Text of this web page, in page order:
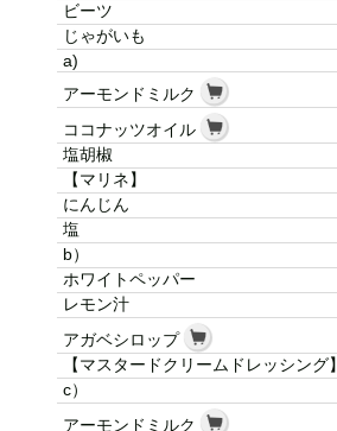
ビーツ
じゃがいも
a)
アーモンドミルク
ココナッツオイル
塩胡椒
【マリネ】
にんじん
塩
b）
ホワイトペッパー
レモン汁
アガベシロップ
【マスタードクリームドレッシング】
c）
アーモンドミルク